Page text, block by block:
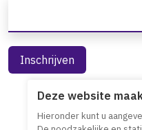
Deze website
Hieronder kunt u